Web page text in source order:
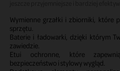
Wymienne grzałki i zbiorniki, które
sprzętu.
Baterie i ładowarki, dzięki którym
zawiedzie.
Etui ochronne, które
bezpieczeństwo i stylowy wygląd.